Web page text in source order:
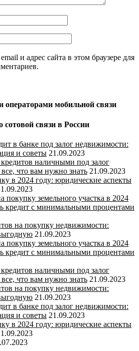
и адрес сайта в этом браузере для
операторами мобильной связи
связи в России
в банке под залог недвижимости:
и советы 21.09.2023
наличными под залог
что вам нужно знать 21.09.2023
в 2024 году: юридические аспекты
покупку земельного участка в 2024
кредит с минимальными процентами
на покупку недвижимости:
21.09.2023
покупку земельного участка в 2024
кредит с минимальными процентами
наличными под залог
что вам нужно знать 21.09.2023
на покупку недвижимости:
21.09.2023
в банке под залог недвижимости:
и советы 21.09.2023
в 2024 году: юридические аспекты